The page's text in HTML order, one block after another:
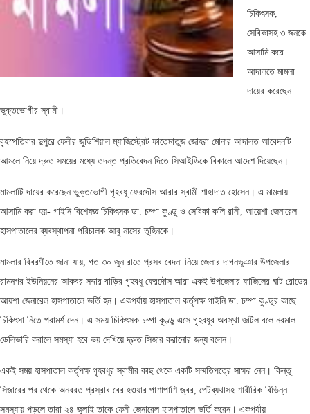
চিকিৎসক,
সেবিকাসহ ৩ জনকে
আসামি করে
আদালতে মামলা
দায়ের করেছেন
ভুক্তভোগীর স্বামী।
বৃহস্পতিবার দুপুরে ফেনীর জুডিশিয়াল ম্যাজিস্ট্রেট ফাতেমাতুজ জোহরা মোনার আদালত আবেদনটি
আমলে নিয়ে দ্রুত সময়ের মধ্যে তদন্ত প্রতিবেদন দিতে সিআইডিকে বিকালে আদেশ দিয়েছেন।
মামলাটি দায়ের করেছেন ভুক্তভোগী গৃহবধূ ফেরদৌস আরার স্বামী শাহাদাত হোসেন। এ মামলায়
আসামি করা হয়- গাইনি বিশেষজ্ঞ চিকিৎসক ডা. চম্পা কুণ্ডু ও সেবিকা কলি রানী, আয়েশা জেনারেল
হাসপাতালের ব্যবস্থাপনা পরিচালক আবু নাসের তুহিনকে।
মামলার বিবরণীতে জানা যায়, গত ৩০ জুন রাতে প্রসব বেদনা নিয়ে জেলার দাগনভূঞার উপজেলার
রামনগর ইউনিয়নের আকবর সদ্দার বাড়ির গৃহবধূ ফেরদৌস আরা একই উপজেলার ফাজিলের ঘাট রোডের
আয়শা জেনারেল হাসপাতালে ভর্তি হন। একপর্যায় হাসপাতাল কর্তৃপক্ষ গাইনি ডা. চম্পা কুণ্ডুর কাছে
চিকিৎসা নিতে পরামর্শ দেন। এ সময় চিকিৎসক চম্পা কুণ্ডু এসে গৃহবধূর অবস্থা জটিল বলে নরমাল
ডেলিভারি করালে সমস্যা হবে ভয় দেখিয়ে দ্রুত সিজার করানোর জন্য বলেন।
একই সময় হাসপাতাল কর্তৃপক্ষ গৃহবধূর স্বামীর কাছ থেকে একটি সম্মতিপত্রে সাক্ষর নেন। কিন্তু
সিজারের পর থেকে অনবরত প্রস্রাব বের হওয়ার পাশাপাশি জ্বর, পেটব্যথাসহ শারীরিক বিভিন্ন
সমস্যায় পড়লে তারা ২৪ জুলাই তাকে ফেনী জেনারেল হাসপাতালে ভর্তি করেন। একপর্যায়